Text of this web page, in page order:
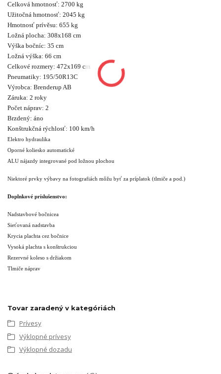
Celková hmotnosť: 2700 kg
Užitočná hmotnosť: 2045 kg
Hmotnosť prívěsu: 655 kg
Ložná plocha: 308x168 cm
Výška bočníc: 35 cm
Ložná výška: 66 cm
Celkové rozmery: 472x169 cm
Pneumatiky: 195/50R13C
Výrobca: Brenderup AB
Záruka: 2 roky
Počet náprav: 2
Brzdený: áno
Konštrukčná rýchlosť: 100 km/h
Elektro hydraulika
Oporné koliesko automatické
ALU nájazdy integrované pod ložnou plochou
Niektoré prvky výbavy na fotografiách môžu byť za príplatok (tlmiče a pod.)
Doplnkové príslušenstvo:
Nadstavbové bočnicea
Sieťovaná nadstavba
Krycia plachta cez bočnice
Vysoká plachta s konštrukciou
Rezervné koleso s držiakom
Tlmiče náprav
Tovar zaradený v kategóriách
Prívesy
Výklopné prívesy
Výklopné dozadu